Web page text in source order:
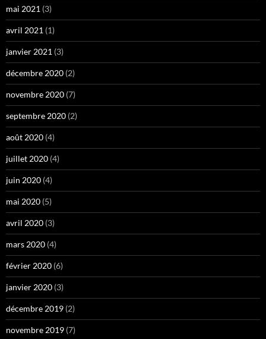
mai 2021 (3)
avril 2021 (1)
janvier 2021 (3)
décembre 2020 (2)
novembre 2020 (7)
septembre 2020 (2)
août 2020 (4)
juillet 2020 (4)
juin 2020 (4)
mai 2020 (5)
avril 2020 (3)
mars 2020 (4)
février 2020 (6)
janvier 2020 (3)
décembre 2019 (2)
novembre 2019 (7)